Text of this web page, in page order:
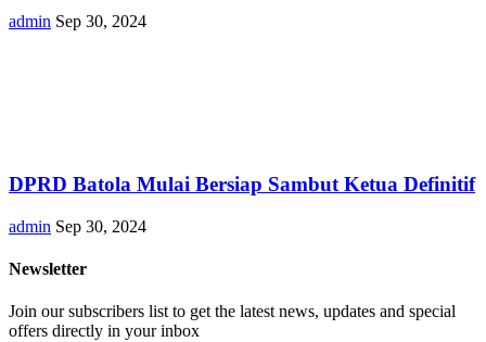
admin Sep 30, 2024
DPRD Batola Mulai Bersiap Sambut Ketua Definitif
admin Sep 30, 2024
Newsletter
Join our subscribers list to get the latest news, updates and special
offers directly in your inbox